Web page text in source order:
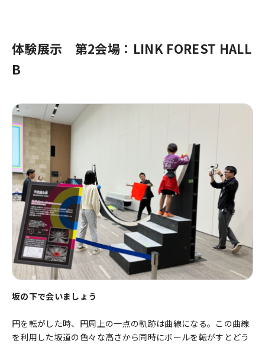
体験展示 第2会場：LINK FOREST HALL
B
坂の下で会いましょう
円を転がした時、円周上の一点の軌跡は曲線になる。この曲線
を利用した坂道の色々な高さから同時にボールを転がすとどう